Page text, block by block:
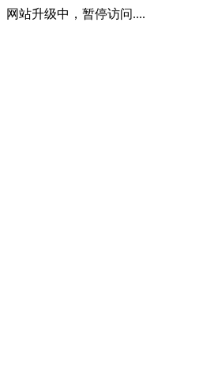
网站升级中，暂停访问....